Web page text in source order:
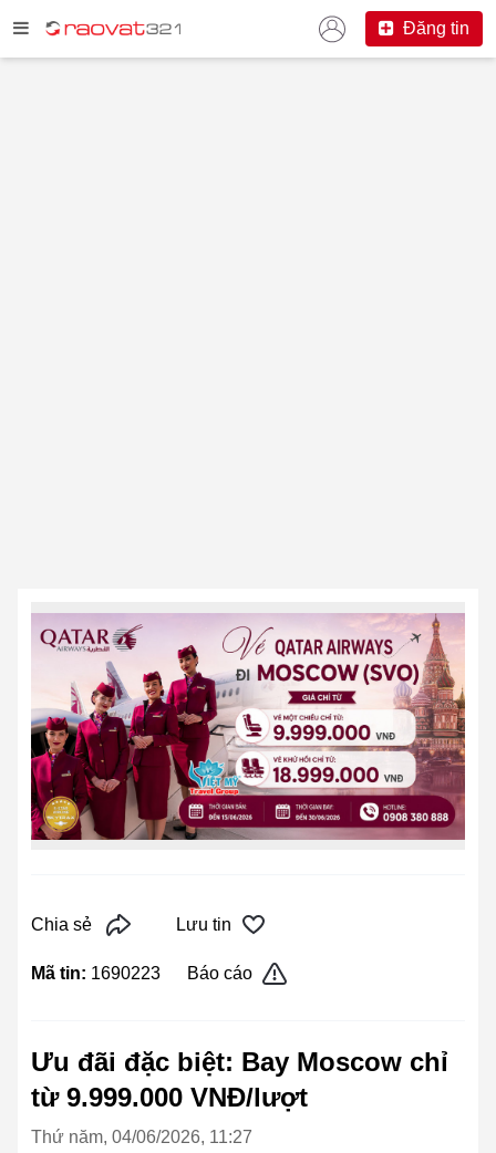
Đăng tin
Chia sẻ Lưu tin
Mã tin: 1690223 Báo cáo
Ưu đãi đặc biệt: Bay Moscow chỉ
từ 9.999.000 VNĐ/lượt
Thứ năm, 04/06/2026, 11:27